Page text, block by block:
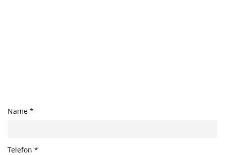
Name *
Telefon *